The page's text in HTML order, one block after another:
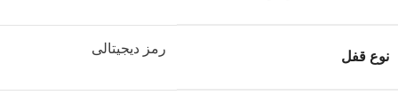
نوع قفل
رمز دیجیتالی